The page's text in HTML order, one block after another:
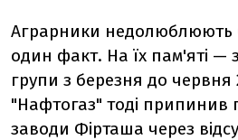
Аграрники недолюблюють
один факт. На їх пам'яті —
групи з березня до червня
"Нафтогаз" тоді припинив
заводи Фірташа через